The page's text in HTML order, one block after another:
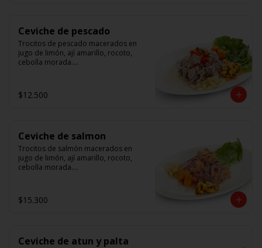
Ceviche de pescado
Trocitos de pescado macerados en
jugo de limón, ají amarillo, rocoto,
cebolla morada.
$12.500
Ceviche de salmon
Trocitos de salmón macerados en
jugo de limón, ají amarillo, rocoto,
cebolla morada.
$15.300
Ceviche de atun y palta